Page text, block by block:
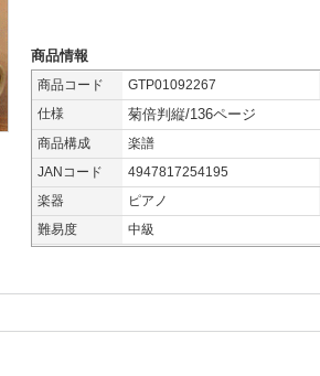
商品情報
商品コード GTP01092267
仕様
菊倍判縦/136ページ
商品構成
楽譜
JANコード
4947817254195
楽器
ピアノ
難易度
中級